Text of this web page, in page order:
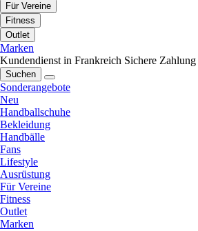
Für Vereine
Fitness
Outlet
Marken
Kundendienst in Frankreich Sichere Zahlung
Suchen
Sonderangebote
Neu
Handballschuhe
Bekleidung
Handbälle
Fans
Lifestyle
Ausrüstung
Für Vereine
Fitness
Outlet
Marken